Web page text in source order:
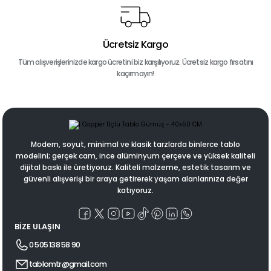
Ücretsiz Kargo
Tüm alışverişlerinizde kargo ücretini biz karşılıyoruz. Ücretsiz kargo fırsatını
kaçırmayın!
Modern, soyut, minimal ve klasik tarzlarda binlerce tablo
modelini; gerçek cam, ince alüminyum çerçeve ve yüksek kaliteli
dijital baskı ile üretiyoruz. Kaliteli malzeme, estetik tasarım ve
güvenli alışverişi bir araya getirerek yaşam alanlarınıza değer
katıyoruz.
BİZE ULAŞIN
0 505 138 58 90
tablomtr@gmail.com